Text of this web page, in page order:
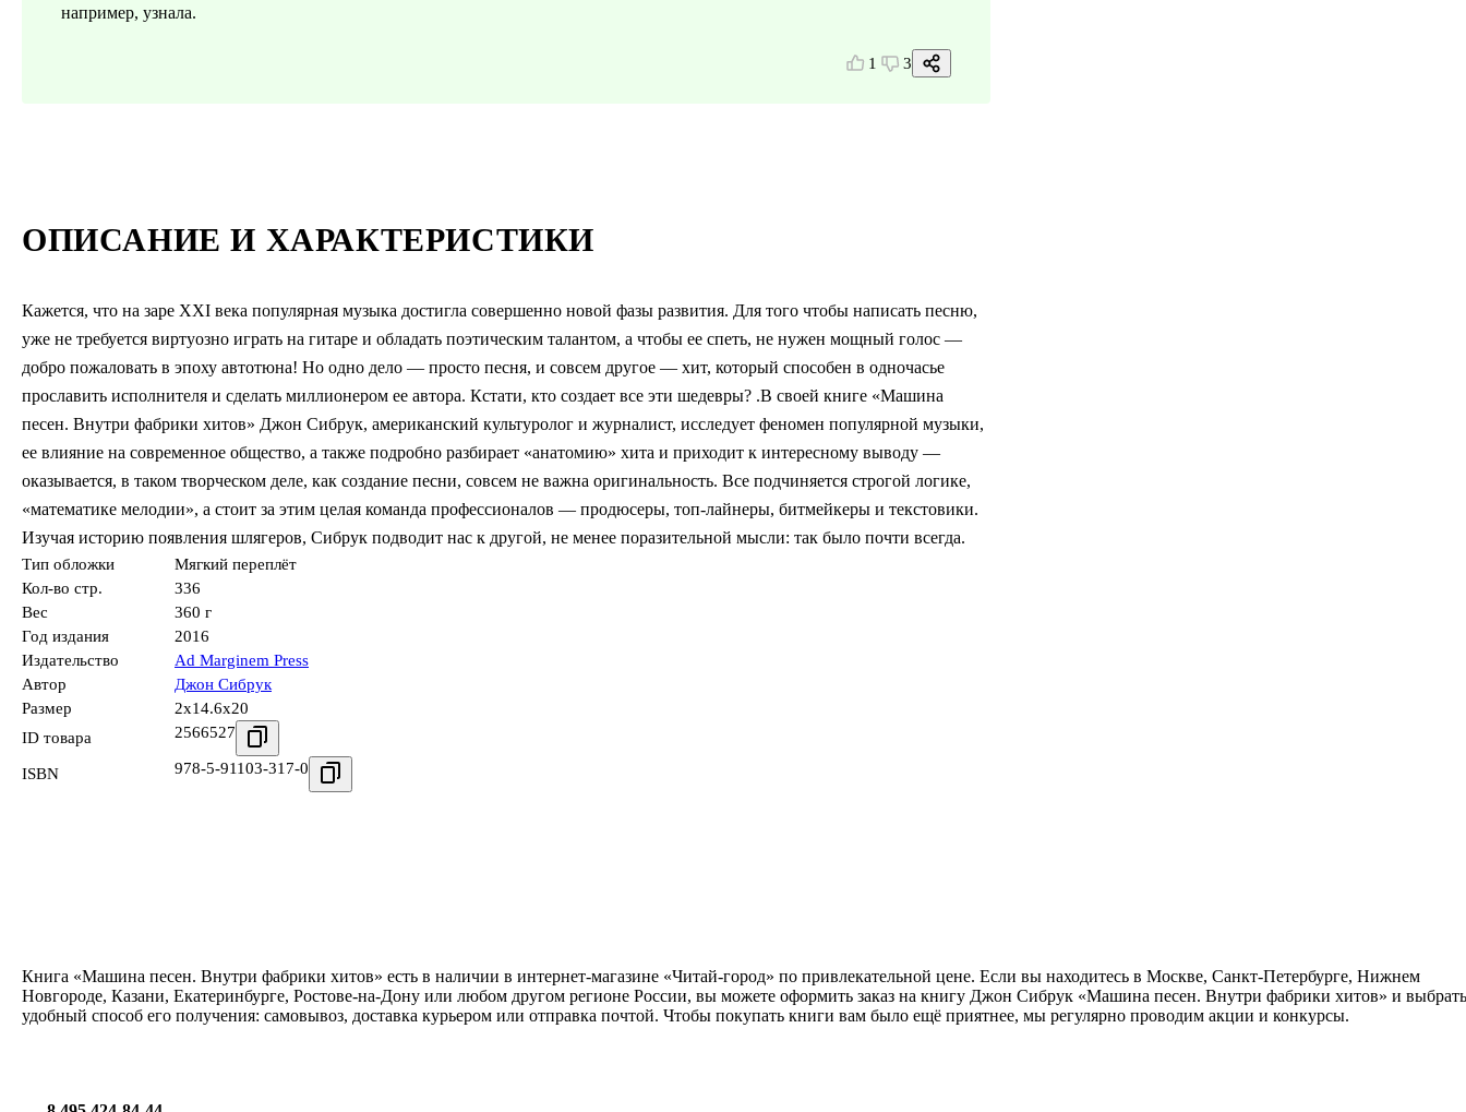
ОПИСАНИЕ И ХАРАКТЕРИСТИКИ
Кажется, что на заре XXI века популярная музыка достигла совершенно новой фазы развития. Для того чтобы написать песню,
уже не требуется виртуозно играть на гитаре и обладать поэтическим талантом, а чтобы ее спеть, не нужен мощный голос —
добро пожаловать в эпоху автотюна! Но одно дело — просто песня, и совсем другое — хит, который способен в одночасье
прославить исполнителя и сделать миллионером ее автора. Кстати, кто создает все эти шедевры? .В своей книге «Машина
песен. Внутри фабрики хитов» Джон Сибрук, американский культуролог и журналист, исследует феномен популярной музыки,
ее влияние на современное общество, а также подробно разбирает «анатомию» хита и приходит к интересному выводу —
оказывается, в таком творческом деле, как создание песни, совсем не важна оригинальность. Все подчиняется строгой логике,
«математике мелодии», а стоит за этим целая команда профессионалов — продюсеры, топ-лайнеры, битмейкеры и текстовики.
Изучая историю появления шлягеров, Сибрук подводит нас к другой, не менее поразительной мысли: так было почти всегда.
Тип обложки
Мягкий переплёт
Кол-во стр.
336
Вес
360 г
Год издания
2016
Издательство
Ad Marginem Press
Автор
Джон Сибрук
Размер
2x14.6x20
ID товара
2566527
ISBN 978-5-91103-317-0
например, узнала.
1 3
Книга «Машина песен. Внутри фабрики хитов» есть в наличии в интернет-магазине «Читай-город» по привлекательной цене. Если вы находитесь в Москве, Санкт-Петербурге, Нижнем
Новгороде, Казани, Екатеринбурге, Ростове-на-Дону или любом другом регионе России, вы можете оформить заказ на книгу Джон Сибрук «Машина песен. Внутри фабрики хитов» и выбрать
удобный способ его получения: самовывоз, доставка курьером или отправка почтой. Чтобы покупать книги вам было ещё приятнее, мы регулярно проводим акции и конкурсы.